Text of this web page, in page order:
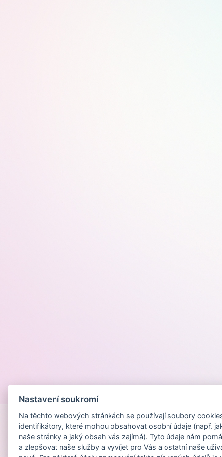
Nastavení soukromí
Na těchto webových stránkách se používají soubory
identifikátory, které mohou obsahovat osobní údaje (např.
naše stránky a jaký obsah vás zajímá). Tyto údaje nám
a zlepšovat naše služby a vyvíjet pro Vás a ostatní naše